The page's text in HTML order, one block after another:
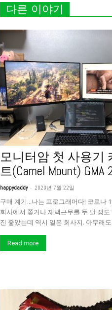
다른 이야기
모니터암 첫 사용기
트(Camel Mount) GMA
happydaddy - 2020년 7월 22일
구매 계기...나는 프로그래머다! 코로나
회사에서 쫓겨나 재택근무를 두 달 정
진 좋았는데 역시 일은 회사지. 아무래도
Read more